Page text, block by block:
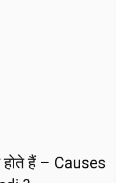
होते हैं – Causes